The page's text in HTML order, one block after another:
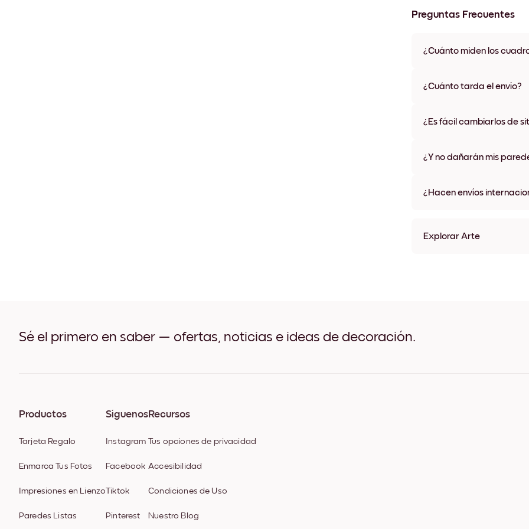
Preguntas Frecuentes
¿Cuánto miden los
materiales y colores de
¿Cuánto tarda el envío?
algunos países. Te
¿Es fácil cambiarlos de
¿Y no dañarán mis
¿Hacen envíos
Explorar Arte
Sé el primero en saber — ofertas, noticias e ideas de decoración.
Productos
Tarjeta Regalo
Enmarca Tus Fotos
Impresiones en Lienzo
Paredes Listas
Síguenos
Instagram
Facebook
Tiktok
Pinterest
Recursos
Tus opciones de privacidad
Accesibilidad
Condiciones de Uso
Nuestro Blog